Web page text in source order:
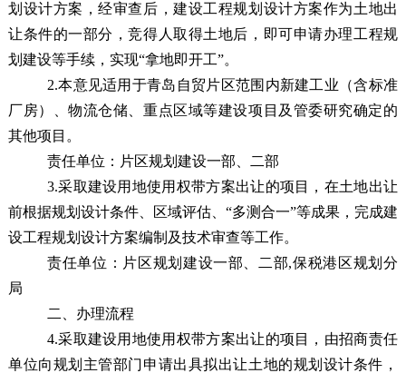
划设计方案，经审查 后，建设工程规划 设计方案作为土地出
让条件的一部分，竞得人取得土地后，即可申请办理工程规
划建设等手续，实现“拿地即开工”。
2.本意见适用于青岛自贸片区范围内新建工业（含标准
厂房）、物流仓储、重点区域等建设项目及管委研究确定的
其他项目。
责任单位： 片区规划建设一部、二部
3.采取建设用地使用权带方案出让的项目，在土地出让
前根据规划设计条件、区域评估、“多测合一”等成果，完成建
设工程规划设计方案编制及技术审查等工作。
责任单位： 片区规划建设一部、二部,保税港区规划分
局
二、办理流程
4.采取建设用地使用权带方案出让的项目，由招商责任
单位向规划主管部门申请出具拟出让土地的规划设计条件 ，